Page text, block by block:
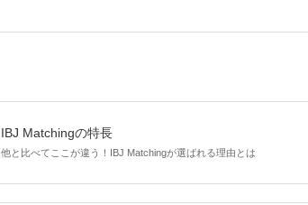
IBJ Matchingの特長
他と比べてここが違う！IBJ Matchingが選ばれる理由とは